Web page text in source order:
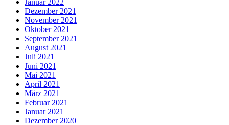
Januar 2022
Dezember 2021
November 2021
Oktober 2021
September 2021
August 2021
Juli 2021
Juni 2021
Mai 2021
April 2021
März 2021
Februar 2021
Januar 2021
Dezember 2020